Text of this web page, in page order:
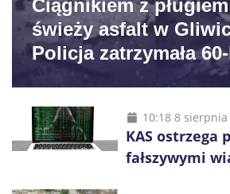
Ciągnikiem z
świeży asfalt w
Policja zatrzymała
10:18 8 sierpnia
KAS ostrzega
fałszywymi